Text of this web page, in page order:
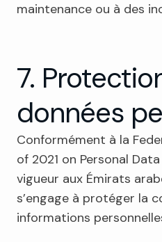
maintenance ou à des
7.
données
Conformément à la
of 2021 on Personal
vigueur aux Émirats
s’engage à protéger la
informations